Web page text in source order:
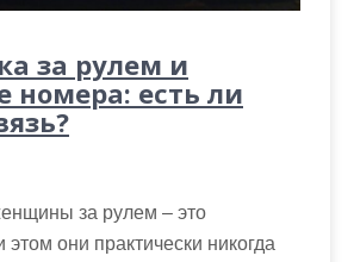
за рулем и
номера: есть ли
за рулем – это
этом они практически никогда